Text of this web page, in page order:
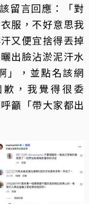
留言回應：「對
服，不好意思我
又便宜捨得丟掉
出臉沾淤泥汗水
」，並點名該網
，我覺得很委
籲「帶大家都出